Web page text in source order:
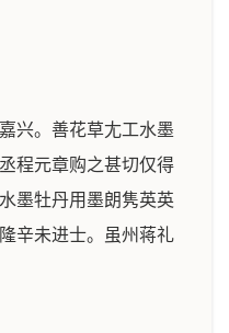
兴。善花草尢工水墨
程元章购之甚切仅得
墨牡丹用墨朗隽英英
辛未进士。虽州蒋礼